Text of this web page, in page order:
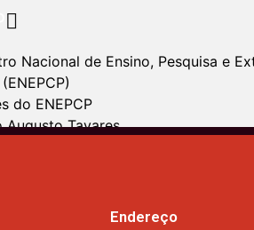
Nacional de Ensino, Pesquisa e
do ENEPCP​
Augusto Tavares
do Campo
Endereço